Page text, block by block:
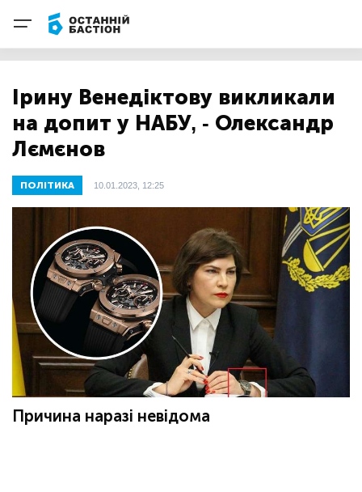
Ірину Венедіктову викликали
на допит у НАБУ, - Олександр
Лємєнов
ПОЛІТИКА 10.01.2023, 12:25
Причина наразі невідома